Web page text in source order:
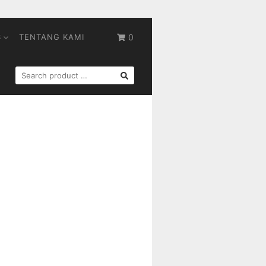
0
TENTANG KAMI
SEARCH
FOR: